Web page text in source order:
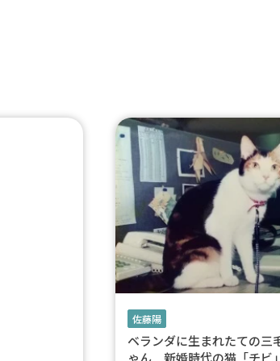
佐藤陽
ベランダに生まれたての三
ゃん 新婚時代の猫「チビ